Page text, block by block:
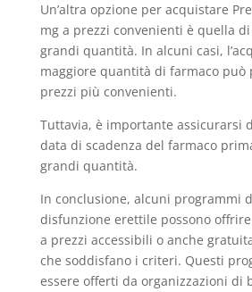
Un’altra opzione per acquistare
mg a prezzi convenienti è quella
grandi quantità. In alcuni casi,
maggiore quantità di farmaco può
prezzi più convenienti.
Tuttavia, è importante assicurarsi
data di scadenza del farmaco
grandi quantità.
In conclusione, alcuni programmi
disfunzione erettile possono
a prezzi accessibili o anche
che soddisfano i criteri. Questi
essere offerti da organizzazioni di